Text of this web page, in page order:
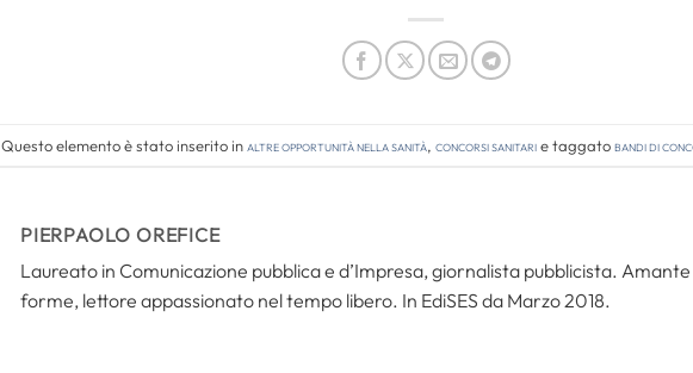
Questo elemento è stato inserito in Altre opportunità nella sanità, Concorsi Sanitarie taggatobandi di
PIERPAOLO OREFICE
Laureato in Comunicazione pubblica e d’Impresa, giornalista pubblicista.
forme, lettore appassionato nel tempo libero. In EdiSES da Marzo 2018.